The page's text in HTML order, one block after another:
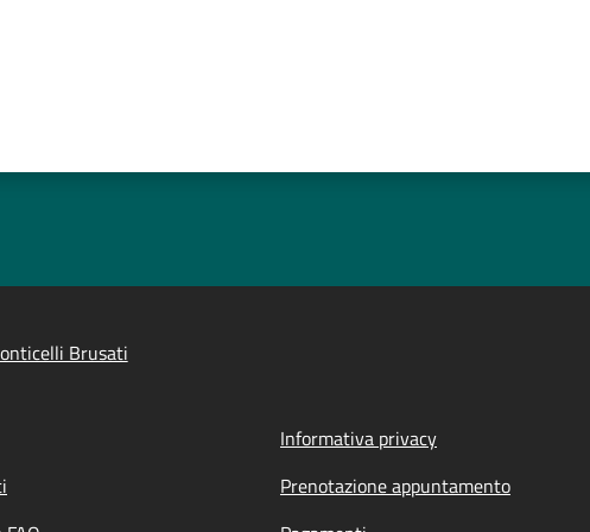
Brusati
Informativa privacy
Prenotazione appuntamento